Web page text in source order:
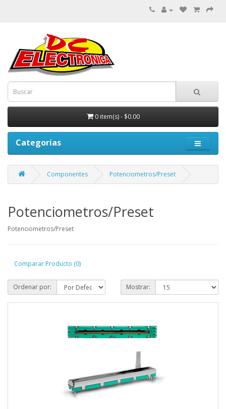
0 item(s) - $0.00
Categorías
Componentes Potenciometros/Preset
Potenciometros/Preset
Potenciometros/Preset
Comparar Producto (0)
Ordenar por: Mostrar: